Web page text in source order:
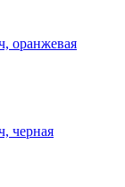
оранжевая
черная